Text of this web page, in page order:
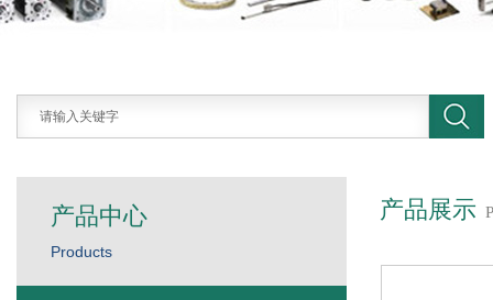
产品展示
产品中心
Products